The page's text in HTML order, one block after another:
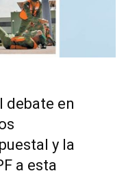
debate en
y la
a esta